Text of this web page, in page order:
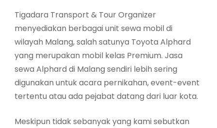
Tigadara Transport & Tour Organizer
menyediakan berbagai unit sewa mobil di
wilayah Malang, salah satunya Toyota Alphard
yang merupakan mobil kelas Premium. Jasa
sewa Alphard di Malang sendiri lebih sering
digunakan untuk acara pernikahan, event-event
tertentu atau ada pejabat datang dari luar kota.
Meskipun tidak sebanyak yang kami sebutkan